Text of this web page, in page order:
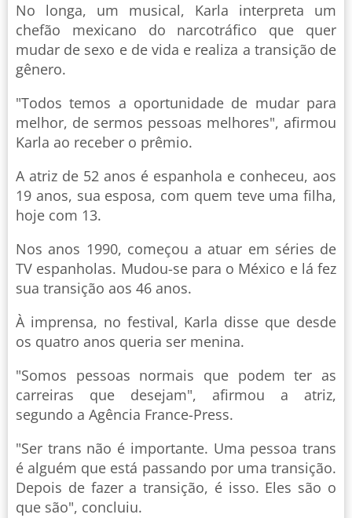
No longa, um musical, Karla interpreta um
chefão mexicano do narcotráfico que quer
mudar de sexo e de vida e realiza a transição de
gênero.
"Todos temos a oportunidade de mudar para
melhor, de sermos pessoas melhores", afirmou
Karla ao receber o prêmio.
A atriz de 52 anos é espanhola e conheceu, aos
19 anos, sua esposa, com quem teve uma filha,
hoje com 13.
Nos anos 1990, começou a atuar em séries de
TV espanholas. Mudou-se para o México e lá fez
sua transição aos 46 anos.
À imprensa, no festival, Karla disse que desde
os quatro anos queria ser menina.
"Somos pessoas normais que podem ter as
carreiras que desejam", afirmou a atriz,
segundo a Agência France-Press.
"Ser trans não é importante. Uma pessoa trans
é alguém que está passando por uma transição.
Depois de fazer a transição, é isso. Eles são o
que são", concluiu.